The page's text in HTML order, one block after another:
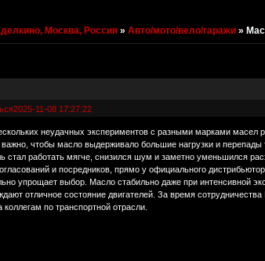
Москва, Россия »Авто/мото/вело/гаражи »
2025-11-08 17:27:22
неудачных экспериментов с разными марками масел
чтобы масло выдерживало большие нагрузки и
стал работать мягче, снизился шум и заметно уменьшился
и посредников, прямо у официального
упрощает выбор. Масло стабильно даже при интенсивной
отличное состояние двигателей. За время
коллегам по транспортной отрасли.